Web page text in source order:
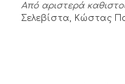
Από αριστερά
Σελεβίστα, Κώστας